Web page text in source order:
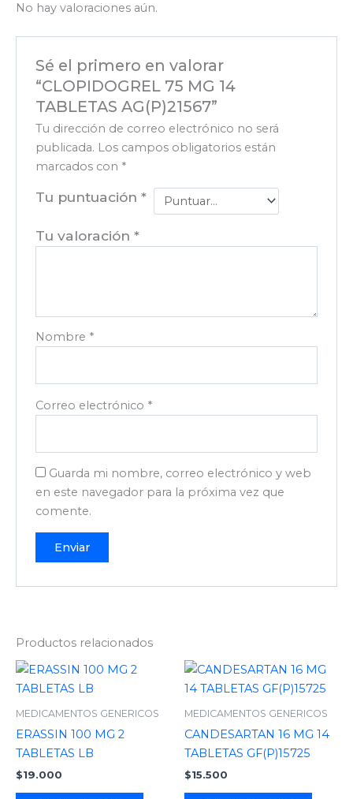
No hay valoraciones aún.
Sé el primero en valorar
“CLOPIDOGREL 75 MG 14
TABLETAS AG(P)21567”
Tu dirección de correo electrónico no será
publicada. Los campos obligatorios están
marcados con *
Tu puntuación*
Tu valoración*
Nombre *
Correo electrónico *
Guarda mi nombre, correo electrónico y web
en este navegador para la próxima vez que
comente.
Productos relacionados
MEDICAMENTOS GENERICOS
ERASSIN 100 MG 2
TABLETAS LB
$19.000
MEDICAMENTOS GENERICOS
CANDESARTAN 16 MG 14
TABLETAS GF(P)15725
$15.500